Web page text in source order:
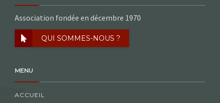
Association fondée en décembre 1970
QUI SOMMES-NOUS ?
MENU
ACCUEIL